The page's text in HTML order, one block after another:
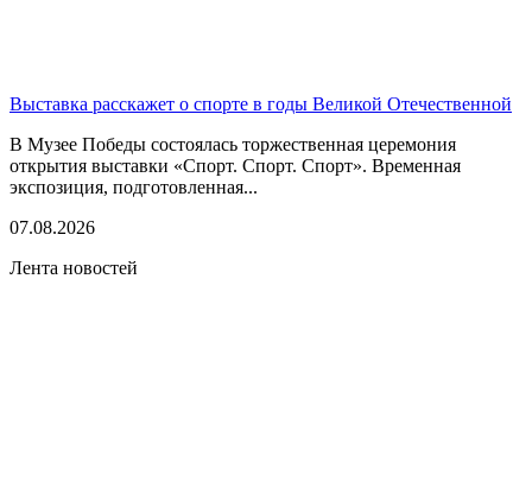
Выставка расскажет о спорте в годы Великой Отечественной
В Музее Победы состоялась торжественная церемония
открытия выставки «Спорт. Спорт. Спорт». Временная
экспозиция, подготовленная...
07.08.2026
Лента новостей